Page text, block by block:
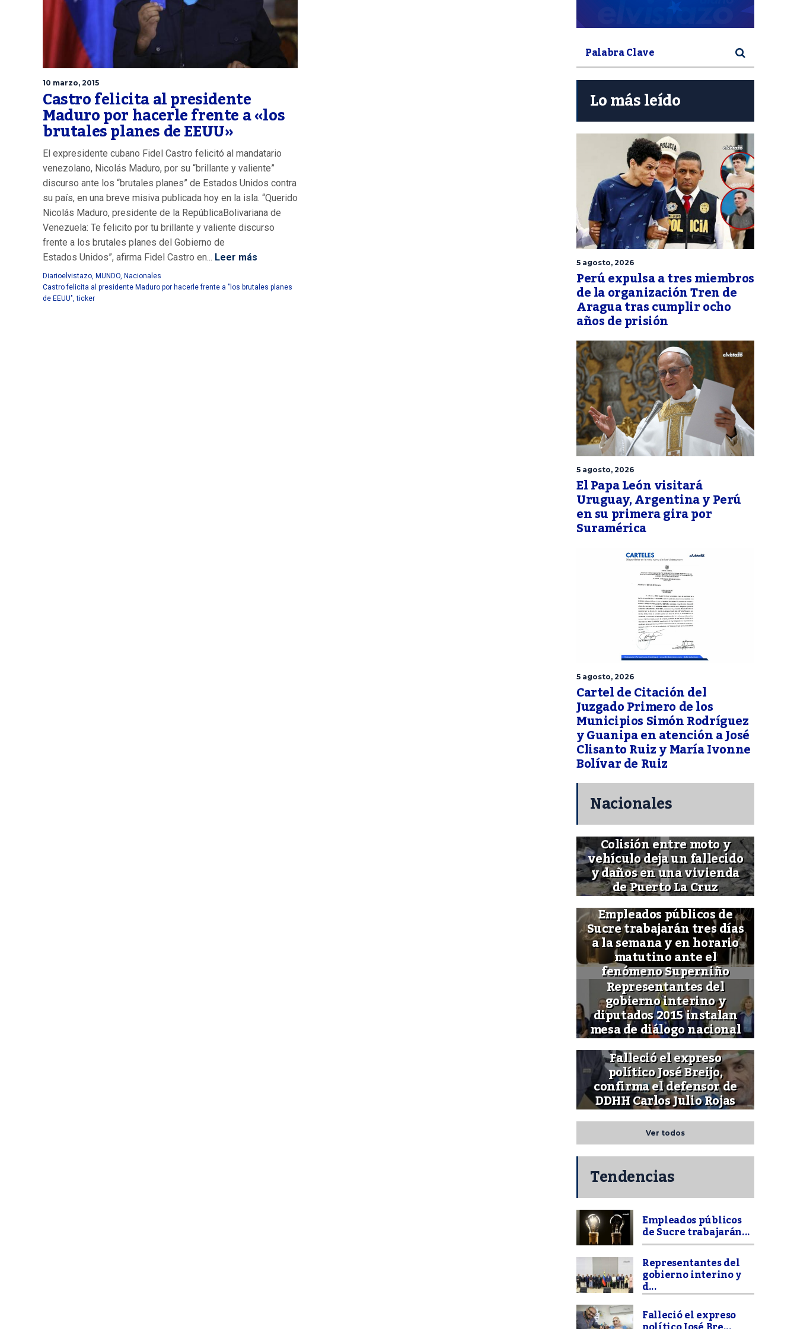
10 marzo, 2015
Castro felicita al presidente
Maduro por hacerle frente a «los
brutales planes de EEUU»
El expresidente cubano Fidel Castro felicitó al mandatario
venezolano, Nicolás Maduro, por su “brillante y valiente”
discurso ante los “brutales planes” de Estados Unidos contra
su país, en una breve misiva publicada hoy en la isla. “Querido
Nicolás Maduro, presidente de la RepúblicaBolivariana de
Venezuela: Te felicito por tu brillante y valiente discurso
frente a los brutales planes del Gobierno de
Estados Unidos”, afirma Fidel Castro en... Leer más
Diarioelvistazo, MUNDO, Nacionales
Castro felicita al presidente Maduro por hacerle frente a "los brutales planes
de EEUU",ticker
Lo más leído
5 agosto, 2026
Perú expulsa a tres miembros
de la organización Tren de
Aragua tras cumplir ocho
años de prisión
5 agosto, 2026
El Papa León visitará
Uruguay, Argentina y Perú
en su primera gira por
Suramérica
5 agosto, 2026
Cartel de Citación del
Juzgado Primero de los
Municipios Simón Rodríguez
y Guanipa en atención a José
Clisanto Ruiz y María Ivonne
Bolívar de Ruiz
Nacionales
Colisión entre moto y
vehículo deja un fallecido
y daños en una vivienda
de Puerto La Cruz
Empleados públicos de
Sucre trabajarán tres días
a la semana y en horario
matutino ante el
fenómeno Superniño
Representantes del
gobierno interino y
diputados 2015 instalan
mesa de diálogo nacional
Falleció el expreso
político José Breijo,
confirma el defensor de
DDHH Carlos Julio Rojas
Ver todos
Tendencias
Empleados públicos
de Sucre trabajarán...
Representantes del
gobierno interino y
d...
Falleció el expreso